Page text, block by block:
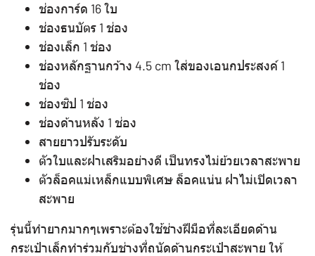
ช่องการ์ด 16 ใบ
ช่องธนบัตร 1 ช่อง
ช่องเล็ก 1 ช่อง
ช่องหลักฐานกว้าง 4.5 cm ใส่ของเอนกประสงค์ 1
ช่อง
ช่องซิป 1 ช่อง
ช่องด้านหลัง 1 ช่อง
สายยาวปรับระดับ
ตัวใบและฝาเสริมอย่างดี เป็นทรงไม่ย้วยเวลาสะพาย
ตัวล็อคแม่เหล็กแบบพิเศษ ล็อคแน่น ฝาไม่เปิดเวลา
สะพาย
รุ่นนี้ทำยากมากๆเพราะต้องใช้ช่างฝีมือที่ละเอียดด้าน
กระเป๋าเล็กทำร่วมกับช่างที่ถนัดด้านกระเป๋าสะพาย ให้